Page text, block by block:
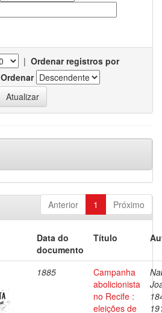
| Ordenar registros por
Ordenar
Anterior 1 Próximo
Data do
documento
Título
1885
Campanha
abolicionista
no Recife :
eleições de